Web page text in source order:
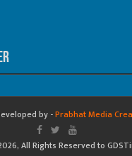
by -Prabhat Media
All Rights Reserved to